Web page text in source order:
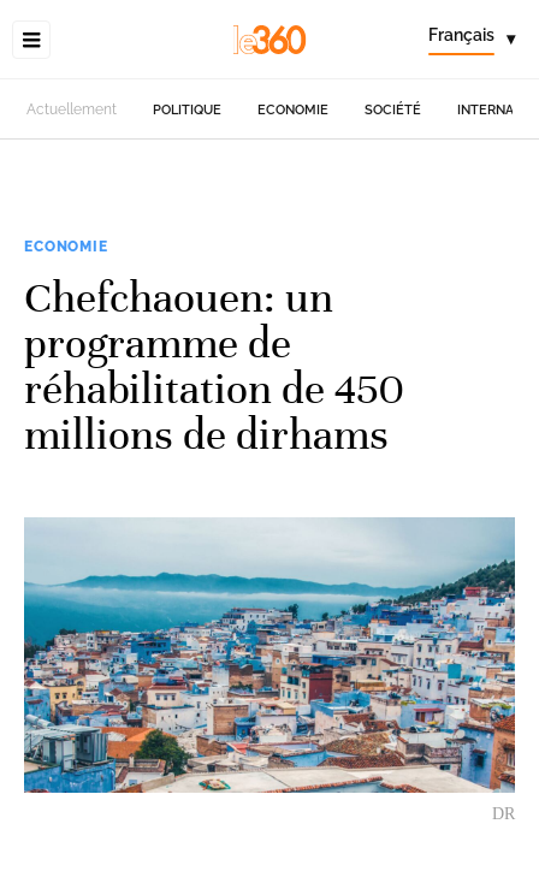
Français ▾
Actuellement POLITIQUE ECONOMIE SOCIÉTÉ
ECONOMIE
Chefchaouen: un
programme de
réhabilitation de 450
millions de dirhams
DR